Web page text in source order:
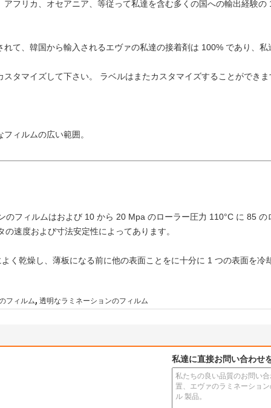
フリカ、オセアニア、等従って私達を含む多くの国への輸出経験
て、韓国から輸入されるエヴァの私達の接着剤は 100% であり、
タマイズして下さい。 ラベルはまたカスタマイズすることができま
ィルムの広い範囲。
のフィルムはおよび 10 から 20 Mpa のローラー圧力 110°C に 85
速度および寸法安定性によってあります。
く乾燥し、薄板になる前に他の表面ことをに十分に 1 つの表面を冷
フィルム, 透明なラミネーションのフィルム
私達に直接お問い合わせ